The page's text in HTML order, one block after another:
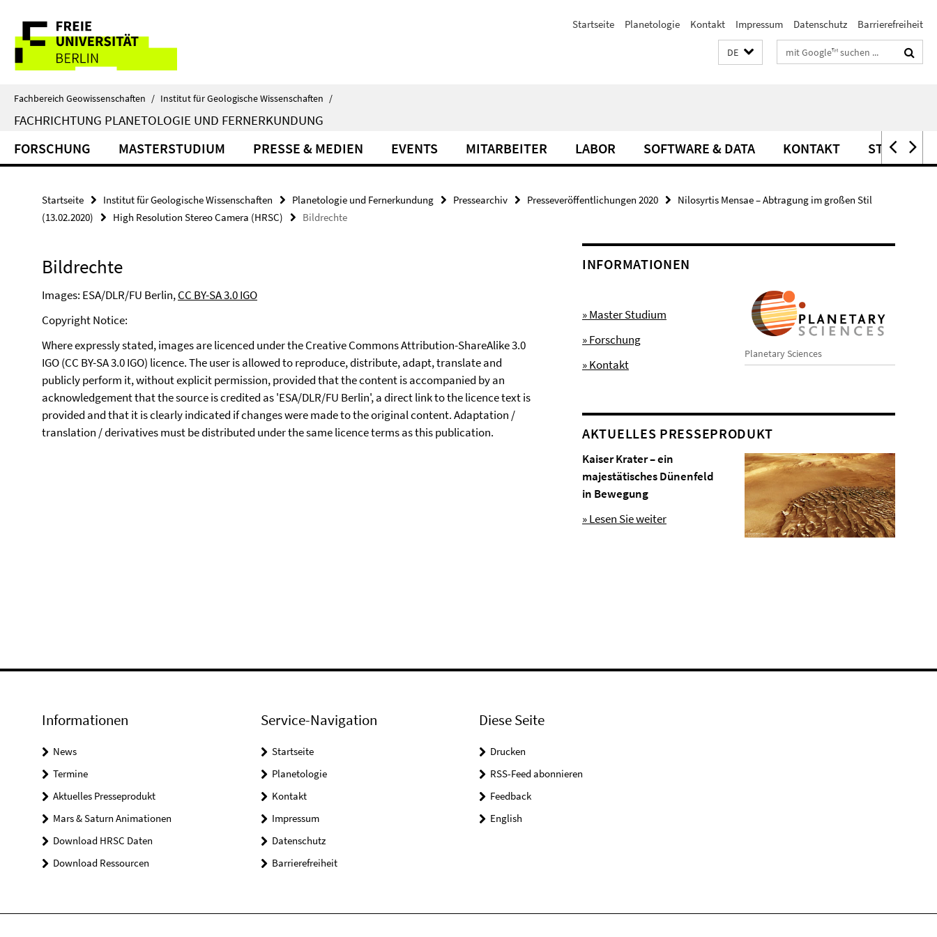
direkt
Inhalt
Service-
Navigation
Startseite Planetologie Kontakt Impressum Datenschutz Barrierefreiheit
DE Suchbegriffe
Fachbereich Geowissenschaften / Institut für Geologische Wissenschaften /
FACHRICHTUNG PLANETOLOGIE UND FERNERKUNDUNG
FORSCHUNG MASTERSTUDIUM PRESSE & MEDIEN EVENTS MITARBEITER LABOR SOFTWARE & DATA KONTAKT STELLEN
Startseite Institut für Geologische Wissenschaften Planetologie und Fernerkundung Pressearchiv Presseveröffentlichungen 2020
Nilosyrtis Mensae – Abtragung im großen Stil
(13.02.2020)
High Resolution Stereo Camera (HRSC) Bildrechte
Bildrechte
Images: ESA/DLR/FU Berlin,CC BY-SA 3.0 IGO
Copyright Notice:
Where expressly stated, images are licenced under the Creative Commons Attribution-ShareAlike 3.0
IGO (CC BY-SA 3.0 IGO) licence. The user is allowed to reproduce, distribute, adapt, translate and
publicly perform it, without explicit permission, provided that the content is accompanied by an
acknowledgement that the source is credited as 'ESA/DLR/FU Berlin', a direct link to the licence text is
provided and that it is clearly indicated if changes were made to the original content. Adaptation /
translation / derivatives must be distributed under the same licence terms as this publication.
INFORMATIONEN
Planetary Sciences
» Master Studium
» Forschung
» Kontakt
AKTUELLES PRESSEPRODUKT
Kaiser Krater – ein
majestätisches Dünenfeld
in Bewegung
» Lesen Sie weiter
Informationen
News
Termine
Aktuelles Presseprodukt
Mars & Saturn Animationen
Download HRSC Daten
Download Ressourcen
Service-Navigation
Startseite
Planetologie
Kontakt
Impressum
Datenschutz
Barrierefreiheit
Diese Seite
Drucken
RSS-Feed abonnieren
Feedback
English